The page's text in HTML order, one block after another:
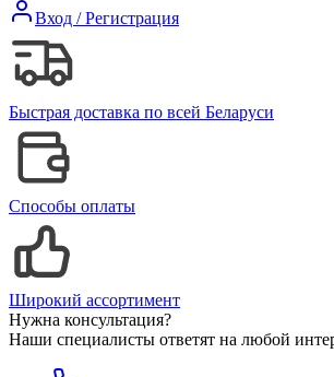
Вход / Регистрация
Быстрая доставка по всей Беларуси
Способы оплаты
Широкий ассортимент
Нужна консультация?
Наши специалисты ответят на любой